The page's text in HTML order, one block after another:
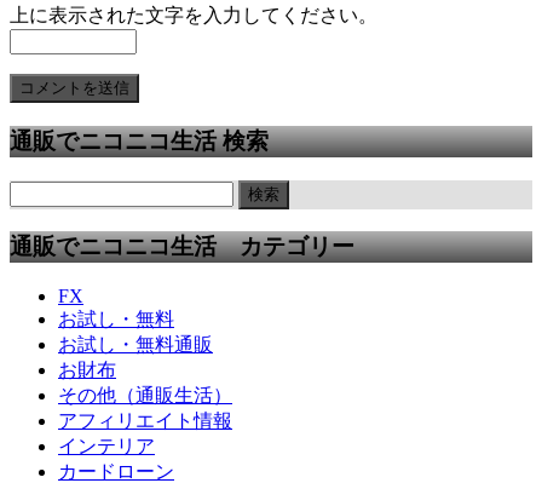
上に表示された文字を入力してください。
通販でニコニコ生活 検索
通販でニコニコ生活 カテゴリー
FX
お試し・無料
お試し・無料通販
お財布
その他（通販生活）
アフィリエイト情報
インテリア
カードローン